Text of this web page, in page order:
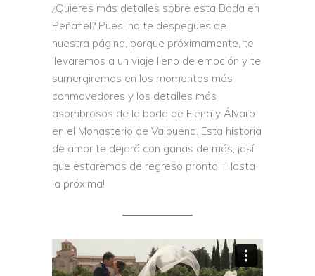
¿Quieres más detalles sobre esta Boda en
Peñafiel? Pues, no te despegues de
nuestra página, porque próximamente, te
llevaremos a un viaje lleno de emoción y te
sumergiremos en los momentos más
conmovedores y los detalles más
asombrosos de la boda de Elena y Álvaro
en el Monasterio de Valbuena. Esta historia
de amor te dejará con ganas de más, ¡así
que estaremos de regreso pronto! ¡Hasta
la próxima!